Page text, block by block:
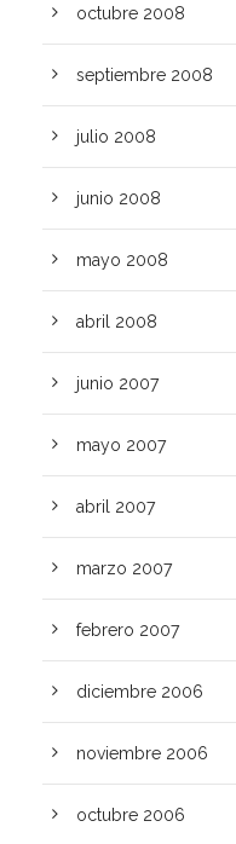
octubre 2008
septiembre 2008
julio 2008
junio 2008
mayo 2008
abril 2008
junio 2007
mayo 2007
abril 2007
marzo 2007
febrero 2007
diciembre 2006
noviembre 2006
octubre 2006